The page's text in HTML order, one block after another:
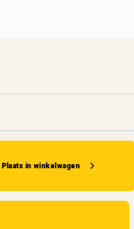
Plaats in winkelwagen